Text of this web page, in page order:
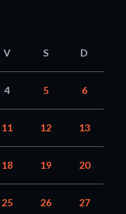
V S D
4 5 6
11 12 13
18 19 20
25 26 27